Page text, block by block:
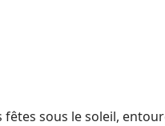
fêtes sous le soleil,